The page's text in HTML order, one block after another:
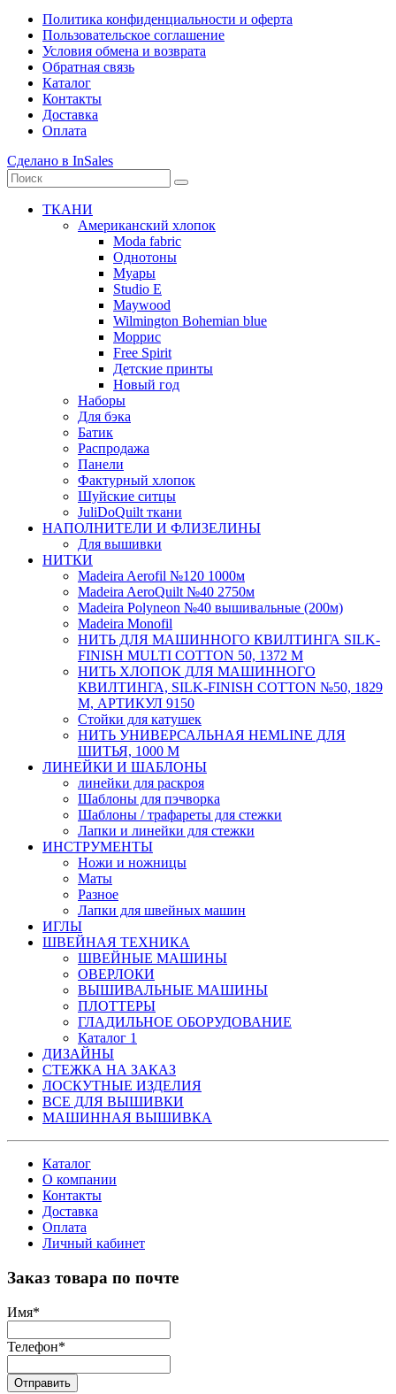
Политика конфиденциальности и оферта
Пользовательское соглашение
Условия обмена и возврата
Обратная связь
Каталог
Контакты
Доставка
Оплата
Сделано в InSales
ТКАНИ
Американский хлопок
Moda fabric
Однотоны
Муары
Studio E
Maywood
Wilmington Bohemian blue
Моррис
Free Spirit
Детские принты
Новый год
Наборы
Для бэка
Батик
Распродажа
Панели
Фактурный хлопок
Шуйские ситцы
JuliDoQuilt ткани
НАПОЛНИТЕЛИ И ФЛИЗЕЛИНЫ
Для вышивки
НИТКИ
Madeira Aerofil №120 1000м
Madeira AeroQuilt №40 2750м
Madeira Polyneon №40 вышивальные (200м)
Мadeira Monofil
НИТЬ ДЛЯ МАШИННОГО КВИЛТИНГА SILK-
FINISH MULTI COTTON 50, 1372 М
НИТЬ ХЛОПОК ДЛЯ МАШИННОГО
КВИЛТИНГА, SILK-FINISH COTTON №50, 1829
М, АРТИКУЛ 9150
Стойки для катушек
НИТЬ УНИВЕРСАЛЬНАЯ HEMLINE ДЛЯ
ШИТЬЯ, 1000 М
ЛИНЕЙКИ И ШАБЛОНЫ
линейки для раскроя
Шаблоны для пэчворка
Шаблоны / трафареты для стежки
Лапки и линейки для стежки
ИНСТРУМЕНТЫ
Ножи и ножницы
Маты
Разное
Лапки для швейных машин
ИГЛЫ
ШВЕЙНАЯ ТЕХНИКА
ШВЕЙНЫЕ МАШИНЫ
ОВЕРЛОКИ
ВЫШИВАЛЬНЫЕ МАШИНЫ
ПЛОТТЕРЫ
ГЛАДИЛЬНОЕ ОБОРУДОВАНИЕ
Каталог 1
ДИЗАЙНЫ
СТЕЖКА НА ЗАКАЗ
ЛОСКУТНЫЕ ИЗДЕЛИЯ
ВСЕ ДЛЯ ВЫШИВКИ
МАШИННАЯ ВЫШИВКА
Каталог
О компании
Контакты
Доставка
Оплата
Личный кабинет
Заказ товара по почте
Имя*
Телефон*
Отправить